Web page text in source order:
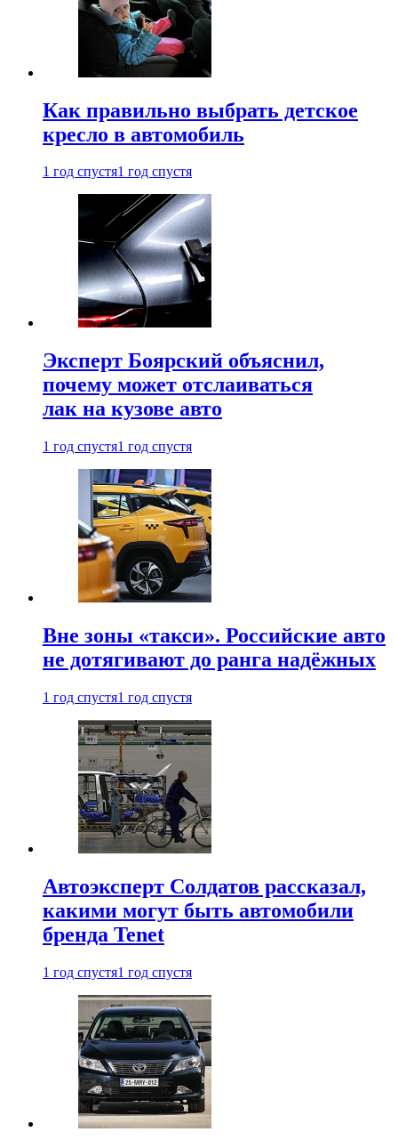
Как правильно выбрать детское
кресло в автомобиль
1 год спустя1 год спустя
Эксперт Боярский объяснил,
почему может отслаиваться
лак на кузове авто
1 год спустя1 год спустя
Вне зоны «такси». Российские авто
не дотягивают до ранга надёжных
1 год спустя1 год спустя
Автоэксперт Солдатов рассказал,
какими могут быть автомобили
бренда Tenet
1 год спустя1 год спустя